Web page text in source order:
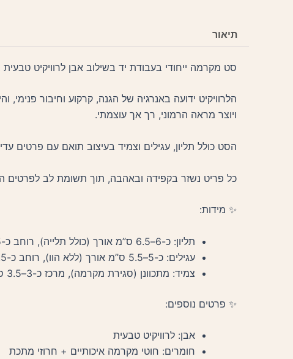
לרוויקיט
תיאור
סט מקרמה ייחודי בעבודת יד בשילוב אבן לרוויקיט
הלרוויקיט ידועה באנרגיה של הגנה, קרקוע וחיבור
ויוצר מראה הרמוני, רך אך עוצמתי.
הסט כולל תליון, עגילים וצמיד בעיצוב תואם עם פרטים
כל פריט נשזר בקפידה ובאהבה, תוך תשומת לב לפרטים
✨ מידות:
תליון: כ-6–6.5 ס”מ אורך (כולל תלייה), רוחב כ-2.5–3 ס”מ
עגילים: כ-5–5.5 ס”מ אורך (ללא הוו), רוחב כ-1.5–2 ס”מ
צמיד: מתכוונן (סגירת מקרמה), מרכז כ-3–3.5 ס”מ
✨ פרטים נוספים:
אבן: לרוויקיט טבעית
חומרים: חוטי מקרמה איכותיים + חרוזי מתכת